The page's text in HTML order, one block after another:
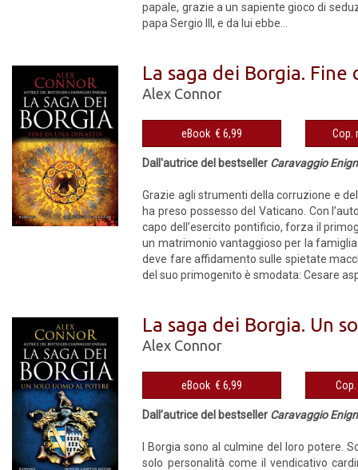
papale, grazie a un sapiente gioco di
papa Sergio III, e da lui ebbe...
La saga dei Borgia. Fine
Alex Connor
eBook € 6,99
Dall'autrice del bestseller Caravaggio
Grazie agli strumenti della corruzione e
ha preso possesso del Vaticano. Con
capo dell’esercito pontificio, forza il
un matrimonio vantaggioso per la
deve fare affidamento sulle spietate
del suo primogenito è smodata: Cesare
La saga dei Borgia. Un
Alex Connor
eBook € 6,99
Dall’autrice del bestseller Caravaggio
I Borgia sono al culmine del loro potere.
solo personalità come il vendicativo